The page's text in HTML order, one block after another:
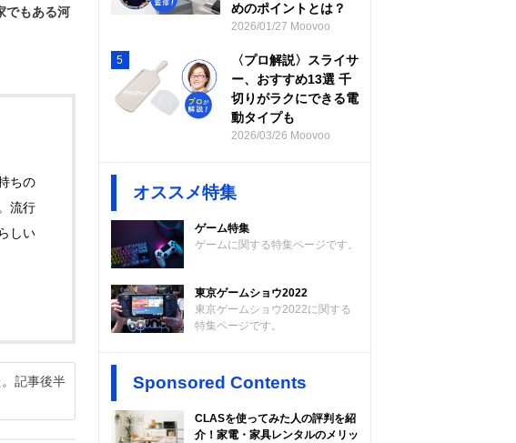
でもある河
ちの
流行
しい
記事後半
めのポイントとは？
2026/01/27 Moovoo
5
〈プロ解説〉スライサ
ー、おすすめ13選 千
切りがラクにできる電
動タイプも
2026/03/26 Moovoo
オススメ特集
ゲーム特集
ゲームに関する特集ページです。
東京ゲームショウ2022
東京ゲームショウ2022に関する
特集ページです。
Sponsored Contents
CLASを使ってみた人の評判を紹
介！家電・家具レンタルのメリッ